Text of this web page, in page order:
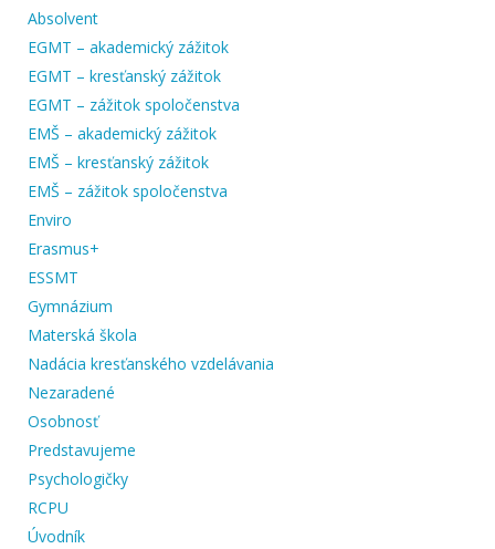
Absolvent
EGMT – akademický zážitok
EGMT – kresťanský zážitok
EGMT – zážitok spoločenstva
EMŠ – akademický zážitok
EMŠ – kresťanský zážitok
EMŠ – zážitok spoločenstva
Enviro
Erasmus+
ESSMT
Gymnázium
Materská škola
Nadácia kresťanského vzdelávania
Nezaradené
Osobnosť
Predstavujeme
Psychologičky
RCPU
Úvodník